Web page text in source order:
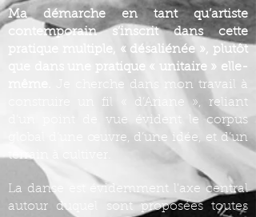
Ma démarche en tant qu’artiste
contemporain s’inscrit dans cette
pratique multiple, « désaliénée », plutôt
que dans une pratique « unitaire » elle-
Je cherche dans mon travail à
construire un fil « d’Ariane », reliant
d’un point de vue évident le corpus
global d’une œuvre, d’une idée, et d’un
terrain à cultiver.
La danse est évidemment l'axe central
autour duquel sont proposées toutes